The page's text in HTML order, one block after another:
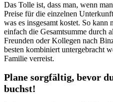
Das Tolle ist, dass man, wenn
Preise für die einzelnen
was es insgesamt kostet. So kann
einfach die Gesamtsumme durch
Freunden oder Kollegen nach
besten kombiniert untergebracht
Familie verreist.
Plane sorgfältig, bevor
buchst!